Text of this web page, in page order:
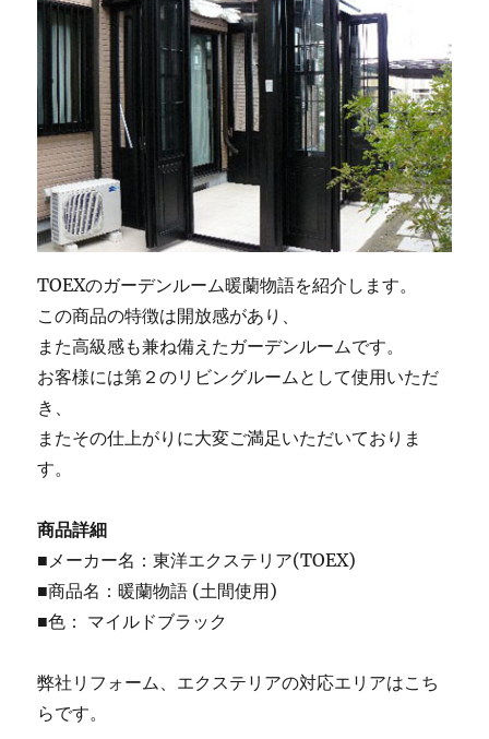
TOEXのガーデンルーム暖蘭物語を紹介します。
この商品の特徴は開放感があり、
また高級感も兼ね備えたガーデンルームです。
お客様には第２のリビングルームとして使用いただ
き、
またその仕上がりに大変ご満足いただいておりま
す。
商品詳細
■メーカー名：東洋エクステリア(TOEX)
■商品名：暖蘭物語 (土間使用)
■色： マイルドブラック
弊社リフォーム、エクステリアの対応エリアはこち
らです。